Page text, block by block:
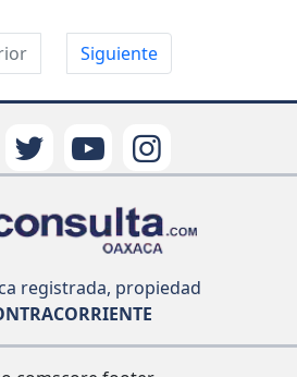
Siguiente
registrada, propiedad